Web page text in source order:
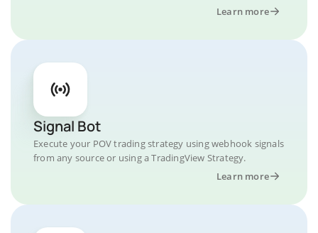
Learn more
Signal Bot
Execute your POV trading strategy using webhook signals
from any source or using a TradingView Strategy.
Learn more